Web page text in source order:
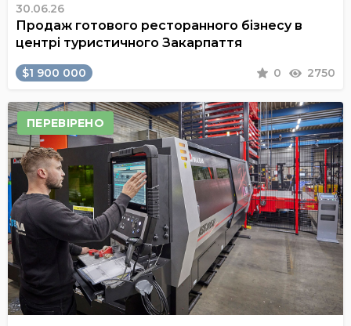
30.06.26
Продаж готового ресторанного бізнесу в
центрі туристичного Закарпаття
$1 900 000 0 2750
ПЕРЕВІРЕНО